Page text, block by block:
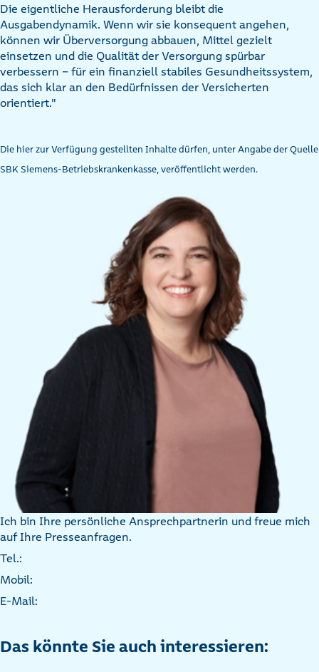
Die eigentliche Herausforderung bleibt die
Ausgabendynamik. Wenn wir sie konsequent angehen,
können wir Überversorgung abbauen, Mittel gezielt
einsetzen und die Qualität der Versorgung spürbar
verbessern - für ein finanziell stabiles Gesundheitssystem,
das sich klar an den Bedürfnissen der Versicherten
orientiert."
Die hier zur Verfügung gestellten Inhalte dürfen, unter Angabe der Quelle
SBK Siemens-Betriebskrankenkasse, veröffentlicht werden.
Ich bin Ihre persönliche Ansprechpartnerin und freue mich
auf Ihre Presseanfragen.
Tel.:
Mobil:
E-Mail:
Das könnte Sie auch interessieren: